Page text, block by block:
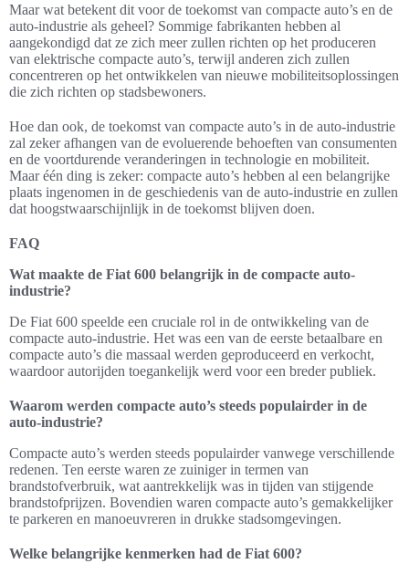
Maar wat betekent dit voor de toekomst van compacte auto’s en de
auto-industrie als geheel? Sommige fabrikanten hebben al
aangekondigd dat ze zich meer zullen richten op het produceren
van elektrische compacte auto’s, terwijl anderen zich zullen
concentreren op het ontwikkelen van nieuwe mobiliteitsoplossingen
die zich richten op stadsbewoners.
Hoe dan ook, de toekomst van compacte auto’s in de auto-industrie
zal zeker afhangen van de evoluerende behoeften van consumenten
en de voortdurende veranderingen in technologie en mobiliteit.
Maar één ding is zeker: compacte auto’s hebben al een belangrijke
plaats ingenomen in de geschiedenis van de auto-industrie en zullen
dat hoogstwaarschijnlijk in de toekomst blijven doen.
FAQ
Wat maakte de Fiat 600 belangrijk in de compacte auto-
industrie?
De Fiat 600 speelde een cruciale rol in de ontwikkeling van de
compacte auto-industrie. Het was een van de eerste betaalbare en
compacte auto’s die massaal werden geproduceerd en verkocht,
waardoor autorijden toegankelijk werd voor een breder publiek.
Waarom werden compacte auto’s steeds populairder in de
auto-industrie?
Compacte auto’s werden steeds populairder vanwege verschillende
redenen. Ten eerste waren ze zuiniger in termen van
brandstofverbruik, wat aantrekkelijk was in tijden van stijgende
brandstofprijzen. Bovendien waren compacte auto’s gemakkelijker
te parkeren en manoeuvreren in drukke stadsomgevingen.
Welke belangrijke kenmerken had de Fiat 600?